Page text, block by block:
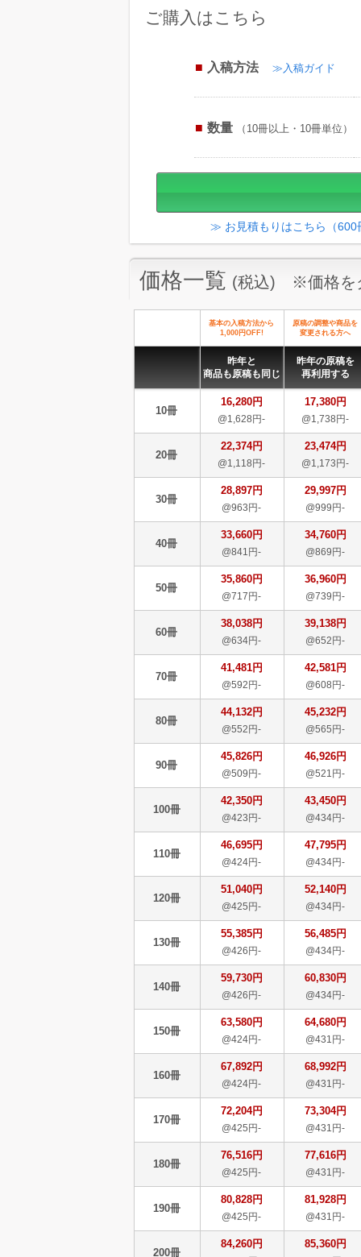
ご購入はこちら
入稿方法 ≫入稿ガイド
数量 （10冊以上・10冊単位）
≫ お見積もりはこちら（600
価格一覧 (税込) ※価格を
基本の入稿方法から
1,000円OFF!
原稿の調整や商品を
変更される方へ
昨年と
商品も原稿も同じ
昨年の原稿を
再利用する
10冊
16,280円
@1,628円-
17,380円
@1,738円-
20冊
22,374円
@1,118円-
23,474円
@1,173円-
30冊
28,897円
@963円-
29,997円
@999円-
40冊
33,660円
@841円-
34,760円
@869円-
50冊
35,860円
@717円-
36,960円
@739円-
60冊
38,038円
@634円-
39,138円
@652円-
70冊
41,481円
@592円-
42,581円
@608円-
80冊
44,132円
@552円-
45,232円
@565円-
90冊
45,826円
@509円-
46,926円
@521円-
100冊
42,350円
@423円-
43,450円
@434円-
110冊
46,695円
@424円-
47,795円
@434円-
120冊
51,040円
@425円-
52,140円
@434円-
130冊
55,385円
@426円-
56,485円
@434円-
140冊
59,730円
@426円-
60,830円
@434円-
150冊
63,580円
@424円-
64,680円
@431円-
160冊
67,892円
@424円-
68,992円
@431円-
170冊
72,204円
@425円-
73,304円
@431円-
180冊
76,516円
@425円-
77,616円
@431円-
190冊
80,828円
@425円-
81,928円
@431円-
200冊
84,260円 85,360円